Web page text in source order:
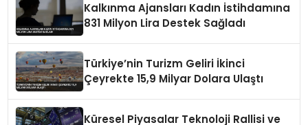
Kalkınma Ajansları Kadın İstihdamına
831 Milyon Lira Destek Sağladı
Türkiye’nin Turizm Geliri İkinci
Çeyrekte 15,9 Milyar Dolara Ulaştı
Küresel Piyasalar Teknoloji Rallisi ve